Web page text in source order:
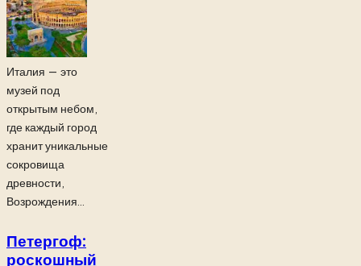
Италия — это
музей под
открытым небом,
где каждый город
хранит уникальные
сокровища
древности,
Возрождения...
Петергоф:
роскошный